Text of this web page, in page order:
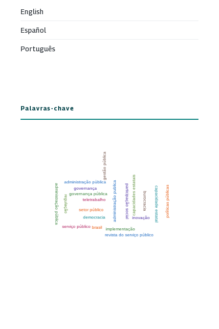
English
Español
Português
Palavras-chave